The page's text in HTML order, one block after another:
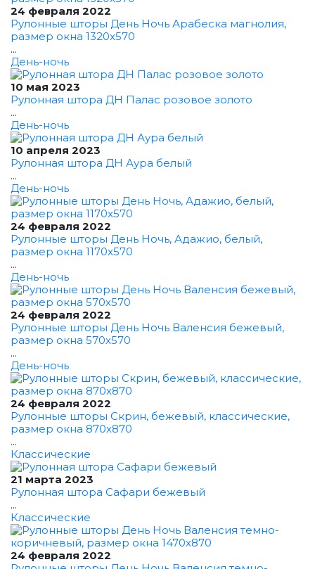
24 февраля 2022
Рулонные шторы День Ночь Арабеска магнолия,
размер окна 1320x570
...
День-ночь
10 мая 2023
Рулонная штора ДН Палас розовое золото
...
День-ночь
10 апреля 2023
Рулонная штора ДН Аура белый
...
День-ночь
24 февраля 2022
Рулонные шторы День Ночь, Адажио, белый,
размер окна 1170x570
...
День-ночь
24 февраля 2022
Рулонные шторы День Ночь Валенсия бежевый,
размер окна 570x570
...
День-ночь
24 февраля 2022
Рулонные шторы Скрин, бежевый, классические,
размер окна 870x870
...
Классические
21 марта 2023
Рулонная штора Сафари бежевый
...
Классические
24 февраля 2022